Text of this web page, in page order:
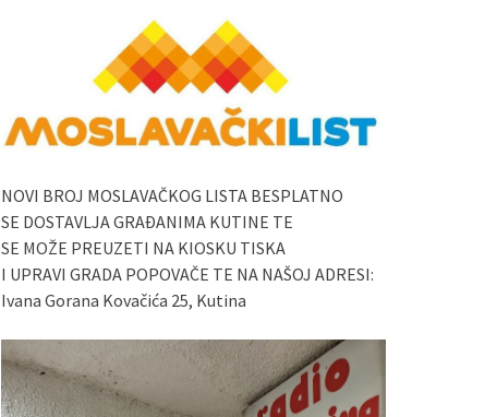
NOVI BROJ MOSLAVAČKOG LISTA BESPLATNO
SE DOSTAVLJA GRAĐANIMA KUTINE TE
SE MOŽE PREUZETI NA KIOSKU TISKA
I UPRAVI GRADA POPOVAČE TE NA NAŠOJ ADRESI:
Ivana Gorana Kovačića 25, Kutina